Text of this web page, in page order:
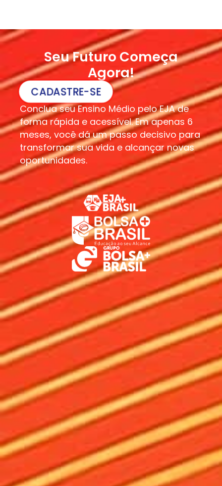
Seu Futuro Começa
Agora!
CADASTRE-SE
Conclua seu Ensino Médio pelo EJA de
forma rápida e acessível. Em apenas 6
meses, você dá um passo decisivo para
transformar sua vida e alcançar novas
oportunidades.